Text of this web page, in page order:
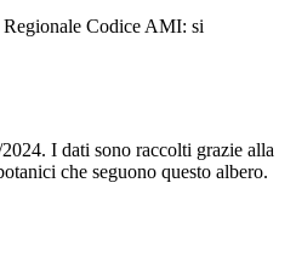
Codice AMI: si
I dati sono raccolti grazie alla
che seguono questo albero.